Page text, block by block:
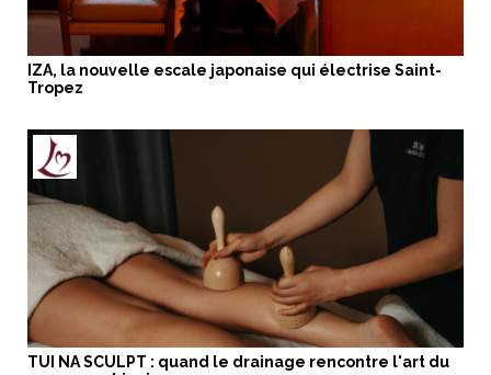
IZA, la nouvelle escale japonaise qui électrise Saint-
Tropez
TUI NA SCULPT : quand le drainage rencontre l'art du